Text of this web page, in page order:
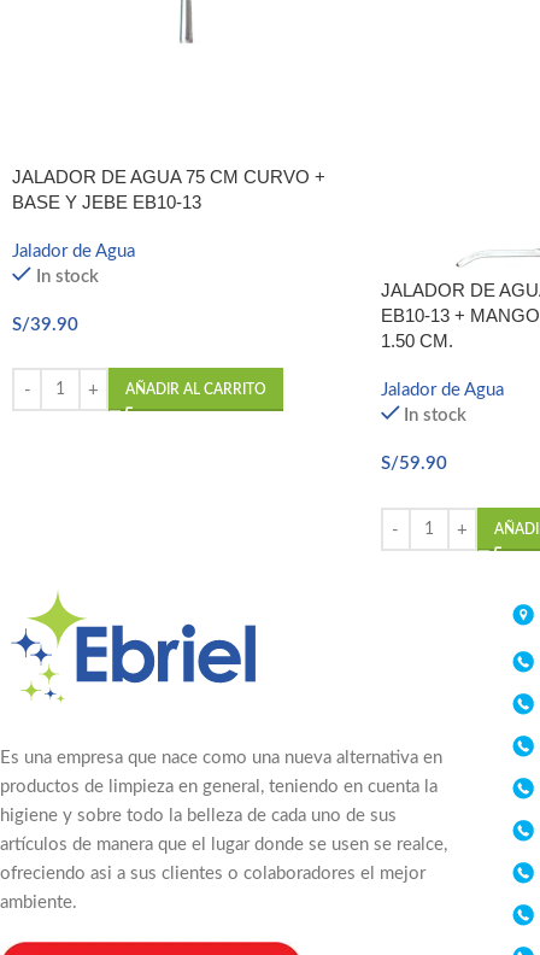
JALADOR DE AGUA 75 CM CURVO +
BASE Y JEBE EB10-13
Jalador de Agua
In stock
S/39.90
AÑADIR AL CARRITO
JALADOR DE
EB10-13 +
1.50 CM.
Jalador de Agua
In stock
S/59.90
Es una empresa que nace como una nueva alternativa en
productos de limpieza en general, teniendo en cuenta la
higiene y sobre todo la belleza de cada uno de sus
artículos de manera que el lugar donde se usen se realce,
ofreciendo asi a sus clientes o colaboradores el mejor
ambiente.